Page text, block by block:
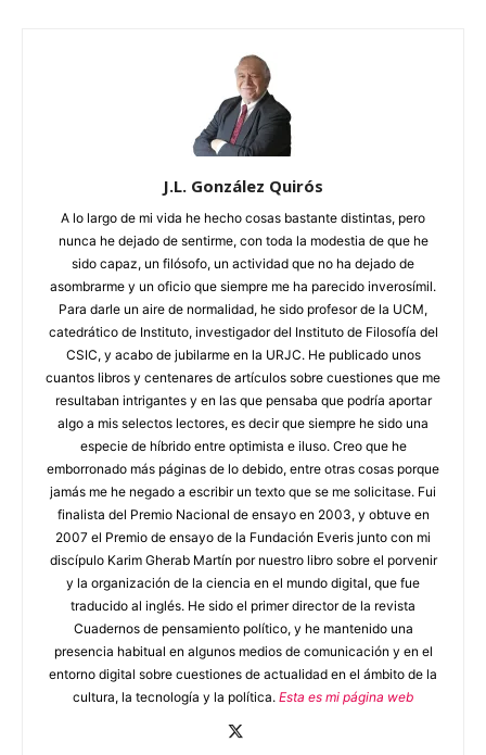
J.L. González Quirós
A lo largo de mi vida he hecho cosas bastante distintas, pero
nunca he dejado de sentirme, con toda la modestia de que he
sido capaz, un filósofo, un actividad que no ha dejado de
asombrarme y un oficio que siempre me ha parecido inverosímil.
Para darle un aire de normalidad, he sido profesor de la UCM,
catedrático de Instituto, investigador del Instituto de Filosofía del
CSIC, y acabo de jubilarme en la URJC. He publicado unos
cuantos libros y centenares de artículos sobre cuestiones que me
resultaban intrigantes y en las que pensaba que podría aportar
algo a mis selectos lectores, es decir que siempre he sido una
especie de híbrido entre optimista e iluso. Creo que he
emborronado más páginas de lo debido, entre otras cosas porque
jamás me he negado a escribir un texto que se me solicitase. Fui
finalista del Premio Nacional de ensayo en 2003, y obtuve en
2007 el Premio de ensayo de la Fundación Everis junto con mi
discípulo Karim Gherab Martín por nuestro libro sobre el porvenir
y la organización de la ciencia en el mundo digital, que fue
traducido al inglés. He sido el primer director de la revista
Cuadernos de pensamiento político, y he mantenido una
presencia habitual en algunos medios de comunicación y en el
entorno digital sobre cuestiones de actualidad en el ámbito de la
cultura, la tecnología y la política. Esta es mi página web